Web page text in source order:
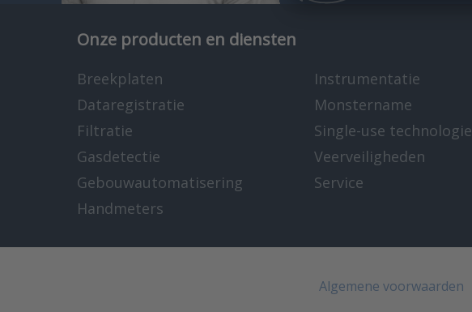
Onze producten en diensten
Breekplaten
Dataregistratie
Filtratie
Gasdetectie
Gebouwautomatisering
Handmeters
Instrumentatie
Monstername
Single-use technologie
Veerveiligheden
Service
Algemene voorwaarden